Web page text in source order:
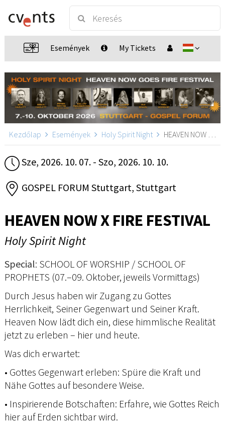
Események My Tickets
Kezdőlap Események Holy Spirit Night HEAVEN NOW X FIRE FESTIVAL, Stuttgart
Sze, 2026. 10. 07. - Szo, 2026. 10. 10.
GOSPEL FORUM Stuttgart, Stuttgart
HEAVEN NOW X FIRE FESTIVAL
Holy Spirit Night
Special: SCHOOL OF WORSHIP / SCHOOL OF
PROPHETS (07.–09. Oktober, jeweils Vormittags)
Durch Jesus haben wir Zugang zu Gottes
Herrlichkeit, Seiner Gegenwart und Seiner Kraft.
Heaven Now lädt dich ein, diese himmlische Realität
jetzt zu erleben – hier und heute.
Was dich erwartet:
• Gottes Gegenwart erleben: Spüre die Kraft und
Nähe Gottes auf besondere Weise.
• Inspirierende Botschaften: Erfahre, wie Gottes Reich
hier auf Erden sichtbar wird.